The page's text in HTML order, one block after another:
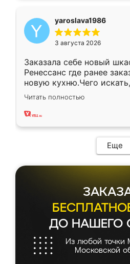
yaroslava1986
3 августа 2026
Заказала себе новый
Ренессанс где ранее
новую кухню.Чего
вполне довольна. Служит
два года, нареканий нет.
Читать полностью
Еще
ДО НАШЕГО
Из любой точки
Московской